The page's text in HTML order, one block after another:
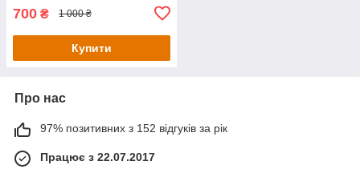
700 ₴ 1 000 ₴
Купити
Про нас
97% позитивних з 152 відгуків за рік
Працює з 22.07.2017